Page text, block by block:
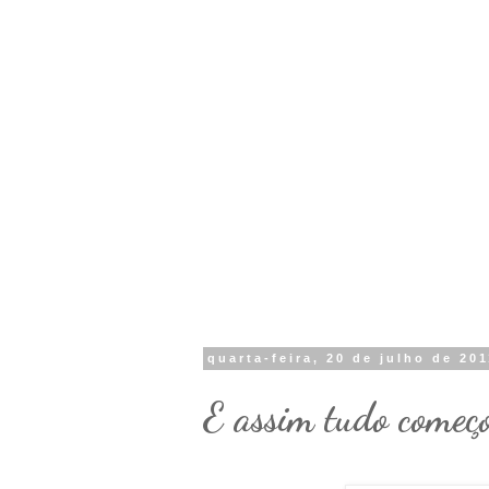
quarta-feira, 20 de julho de
E assim tudo